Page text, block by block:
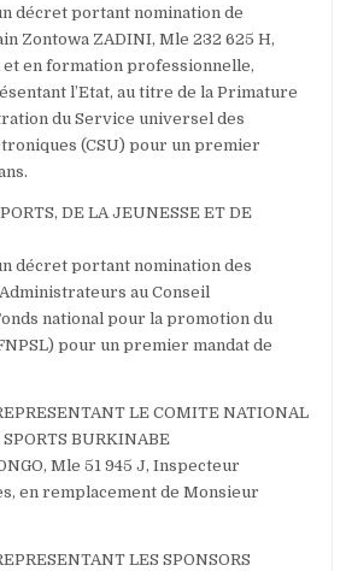
décret portant nomination de
Zontowa ZADINI, Mle 232 625 H,
en formation professionnelle,
l’Etat, au titre de la Primature
du Service universel des
(CSU) pour un premier
DE LA JEUNESSE ET DE
décret portant nomination des
au Conseil
national pour la promotion du
pour un premier mandat de
LE COMITE NATIONAL
BURKINABE
Mle 51 945 J, Inspecteur
en remplacement de Monsieur
LES SPONSORS